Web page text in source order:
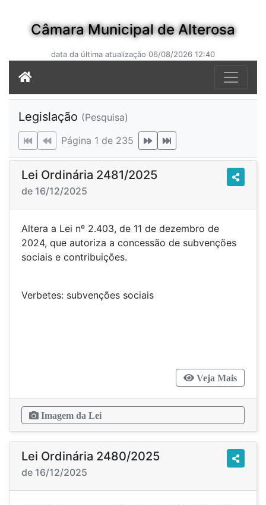
Câmara Municipal de Alterosa
data da última atualização 06/08/2026 12:40
Legislação (Pesquisa)
Página 1 de 235
Lei Ordinária 2481/2025
de 16/12/2025
Altera a Lei nº 2.403, de 11 de dezembro de
2024, que autoriza a concessão de subvenções
sociais e contribuições.
Verbetes: subvenções sociais
Veja Mais
Imagem da Lei
Lei Ordinária 2480/2025
de 16/12/2025